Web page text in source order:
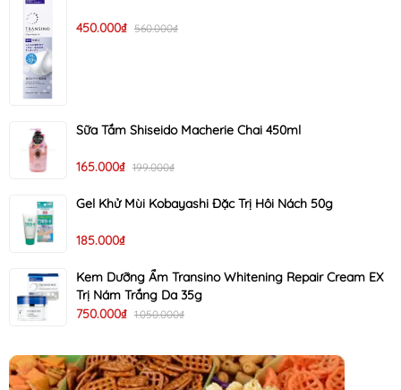
450.000₫ 560.000₫
Sữa Tắm Shiseido Macherie Chai 450ml
165.000₫ 199.000₫
Gel Khử Mùi Kobayashi Đặc Trị Hôi Nách 50g
185.000₫
Kem Dưỡng Ẩm Transino Whitening Repair Cream EX
Trị Nám Trắng Da 35g
750.000₫ 1.050.000₫